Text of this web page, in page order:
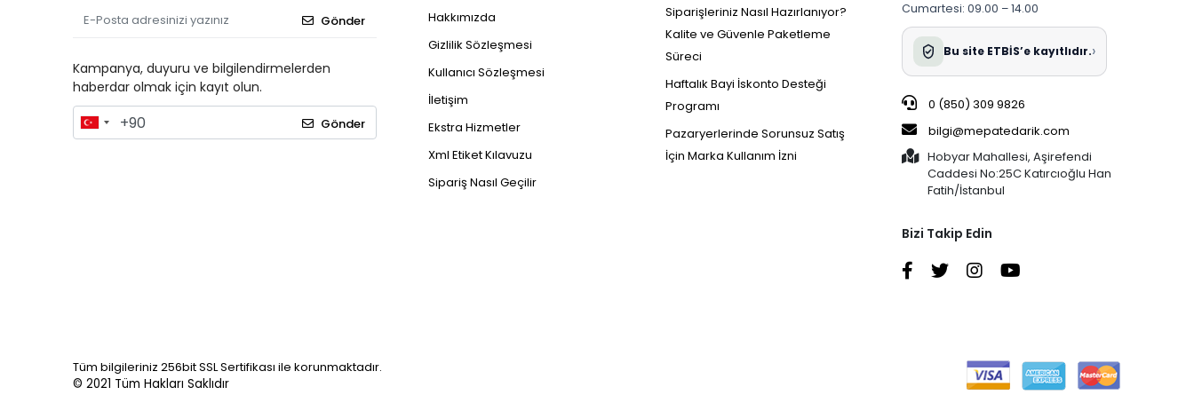
Gönder
Kampanya, duyuru ve bilgilendirmelerden
haberdar olmak için kayıt olun.
Gönder
Hakkımızda
Gizlilik Sözleşmesi
Kullanıcı Sözleşmesi
İletişim
Ekstra Hizmetler
Xml Etiket Kılavuzu
Sipariş Nasıl Geçilir
Siparişleriniz Nasıl Hazırlanıyor?
Kalite ve Güvenle Paketleme
Süreci
Haftalık Bayi İskonto Desteği
Programı
Pazaryerlerinde Sorunsuz Satış
İçin Marka Kullanım İzni
Cumartesi: 09.00 – 14.00
Bu site ETBİS’e kayıtlıdır.›
0 (850) 309 9826
bilgi@mepatedarik.com
Hobyar Mahallesi, Aşirefendi
Caddesi No:25C Katırcıoğlu Han
Fatih/İstanbul
Bizi Takip Edin
Tüm bilgileriniz 256bit SSL Sertifikası ile korunmaktadır.
© 2021 Tüm Hakları Saklıdır